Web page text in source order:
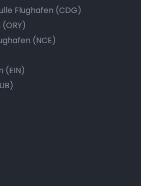
Flughafen (CDG)
(NCE)
(EIN)